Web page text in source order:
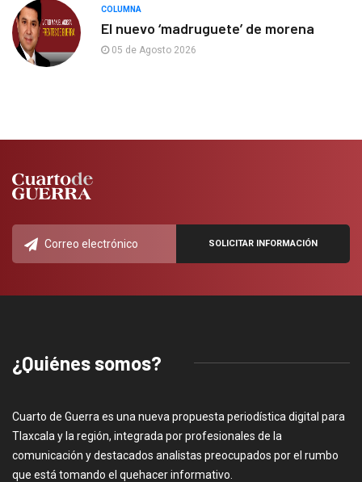
COLUMNA
El nuevo ‘madruguete’ de morena
05 de Agosto 2026
¿Quiénes somos?
Cuarto de Guerra es una nueva propuesta periodística digital para
Tlaxcala y la región, integrada por profesionales de la
comunicación y destacados analistas preocupados por el rumbo
que está tomando el quehacer informativo.